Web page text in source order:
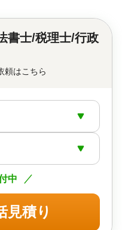
書士/税理士/行政
頼はこちら
中
見積り